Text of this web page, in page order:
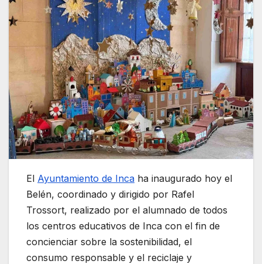
El Ayuntamiento de Inca ha inaugurado hoy el
Belén, coordinado y dirigido por Rafel
Trossort, realizado por el alumnado de todos
los centros educativos de Inca con el fin de
concienciar sobre la sostenibilidad, el
consumo responsable y el reciclaje y